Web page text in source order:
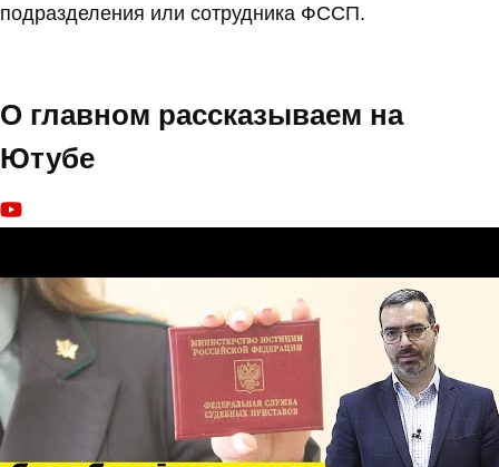
подразделения или сотрудника ФССП.
О главном рассказываем на
Ютубе